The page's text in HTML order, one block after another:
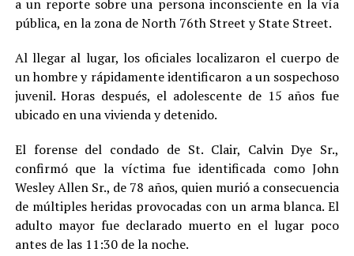
a un reporte sobre una persona inconsciente en la vía
pública, en la zona de North 76th Street y State Street.
Al llegar al lugar, los oficiales localizaron el cuerpo de
un hombre y rápidamente identificaron a un sospechoso
juvenil. Horas después, el adolescente de 15 años fue
ubicado en una vivienda y detenido.
El forense del condado de St. Clair, Calvin Dye Sr.,
confirmó que la víctima fue identificada como John
Wesley Allen Sr., de 78 años, quien murió a consecuencia
de múltiples heridas provocadas con un arma blanca. El
adulto mayor fue declarado muerto en el lugar poco
antes de las 11:30 de la noche.